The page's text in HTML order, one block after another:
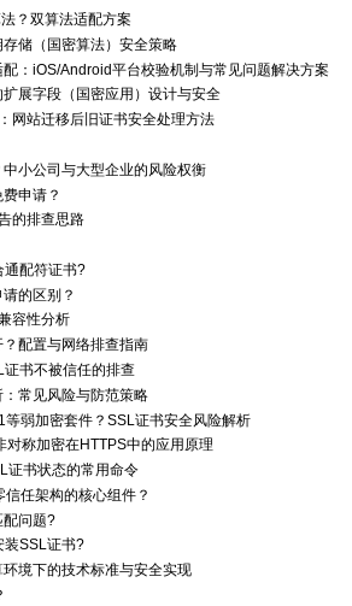
？双算法适配方案
储（国密算法）安全策略
：iOS/Android平台校验机制与常见问题解决方案
展字段（国密应用）设计与安全
网站迁移后旧证书安全处理方法
小公司与大型企业的风险权衡
申请？
的排查思路
通配符证书?
的区别？
容性分析
配置与网络排查指南
书不被信任的排查
常见风险与防范策略
弱加密套件？SSL证书安全风险解析
称加密在HTTPS中的应用原理
证书状态的常用命令
任架构的核心组件？
配问题?
装SSL证书?
境下的技术标准与安全实现